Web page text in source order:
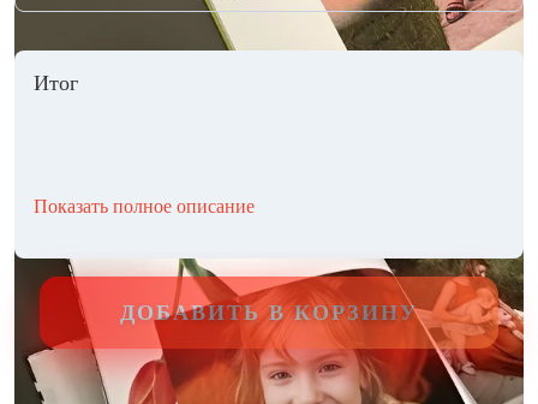
Итог
Показать полное описание
ДОБАВИТЬ В КОРЗИНУ